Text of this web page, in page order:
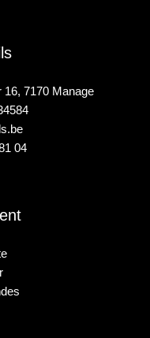
16, 7170 Manage
04